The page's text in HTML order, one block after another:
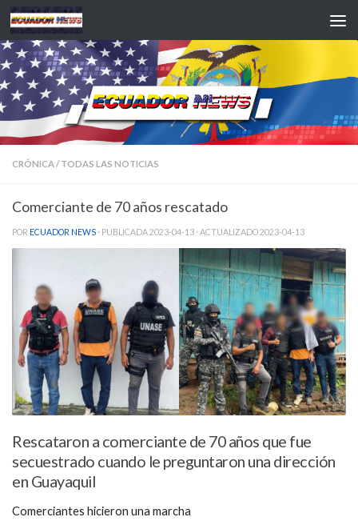
Saltar al contenido
CRÓNICA/ TODAS LAS NOTICIAS
Comerciante de 70 años rescatado
POR ECUADOR NEWS · PUBLICADA2023-04-13 · ACTUALIZADO2023-04-13
Rescataron a comerciante de 70 años que fue
secuestrado cuando le preguntaron una dirección
en Guayaquil
Comerciantes hicieron una marcha